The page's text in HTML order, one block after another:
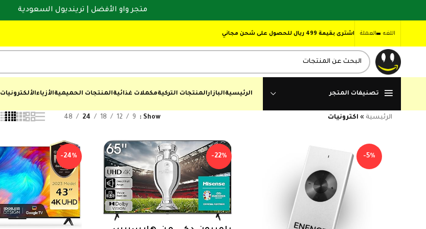
اللغه العملة اشترى بقيمة 499 ريال للحصول على شحن مجاني
تصنيفات المتجر الرئيسيةالبازارالمنتجات التركيةمكملات غذائيةالمنتجات الحميميةالأزياءالألكترونيات
الرئيسية » اكترونيات Show
9
12
18
24
48
-5%
-22%
-24%
متجر واو الأفضل | ترينديول السعودية